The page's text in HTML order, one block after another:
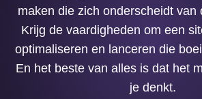
maken die zich onderscheidt van
Krijg de vaardigheden om een
optimaliseren en lanceren die
En het beste van alles is dat het
je denkt.